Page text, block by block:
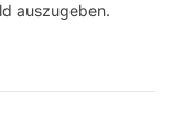
Seltene
Kurze
auszugeben.